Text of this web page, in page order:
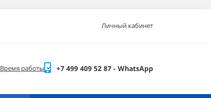
Личный кабинет
Время работы +7 499 409 52 87 - WhatsApp